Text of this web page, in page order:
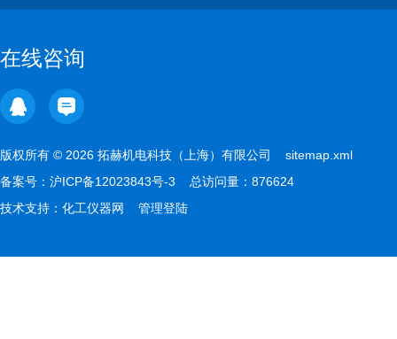
在线咨询
版权所有 © 2026 拓赫机电科技（上海）有限公司 sitemap.xml
备案号： 沪ICP备12023843号-3 总访问量：876624
技术支持： 化工仪器网 管理登陆